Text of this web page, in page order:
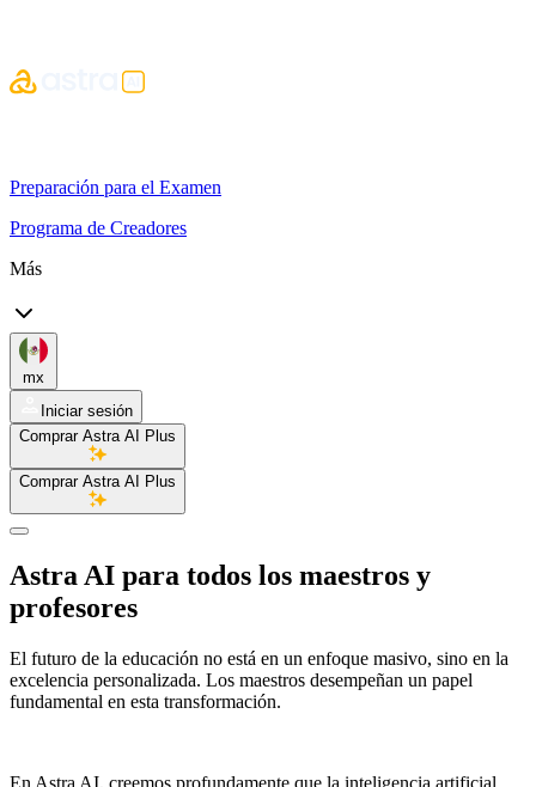
Preparación para el Examen
Programa de Creadores
Más
mx
Iniciar sesión
Comprar Astra AI Plus
Comprar Astra AI Plus
Astra AI para todos los maestros y
profesores
El futuro de la educación no está en un enfoque masivo, sino en la
excelencia personalizada. Los maestros desempeñan un papel
fundamental en esta transformación.
En Astra AI, creemos profundamente que la inteligencia artificial